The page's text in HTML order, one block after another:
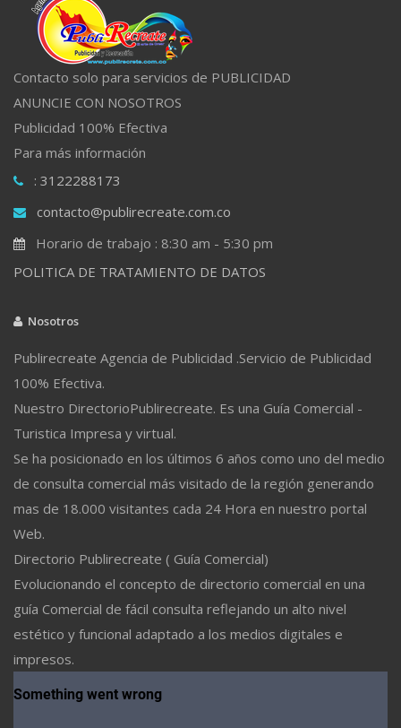
Contacto solo para servicios de PUBLICIDAD
ANUNCIE CON NOSOTROS
Publicidad 100% Efectiva
Para más información
: 3122288173
contacto@publirecreate.com.co
Horario de trabajo : 8:30 am - 5:30 pm
POLITICA DE TRATAMIENTO DE DATOS
Nosotros
Publirecreate Agencia de Publicidad .Servicio de Publicidad
100% Efectiva.
Nuestro DirectorioPublirecreate. Es una Guía Comercial -
Turistica Impresa y virtual.
Se ha posicionado en los últimos 6 años como uno del medio
de consulta comercial más visitado de la región generando
mas de 18.000 visitantes cada 24 Hora en nuestro portal
Web.
Directorio Publirecreate ( Guía Comercial)
Evolucionando el concepto de directorio comercial en una
guía Comercial de fácil consulta reflejando un alto nivel
estético y funcional adaptado a los medios digitales e
impresos.